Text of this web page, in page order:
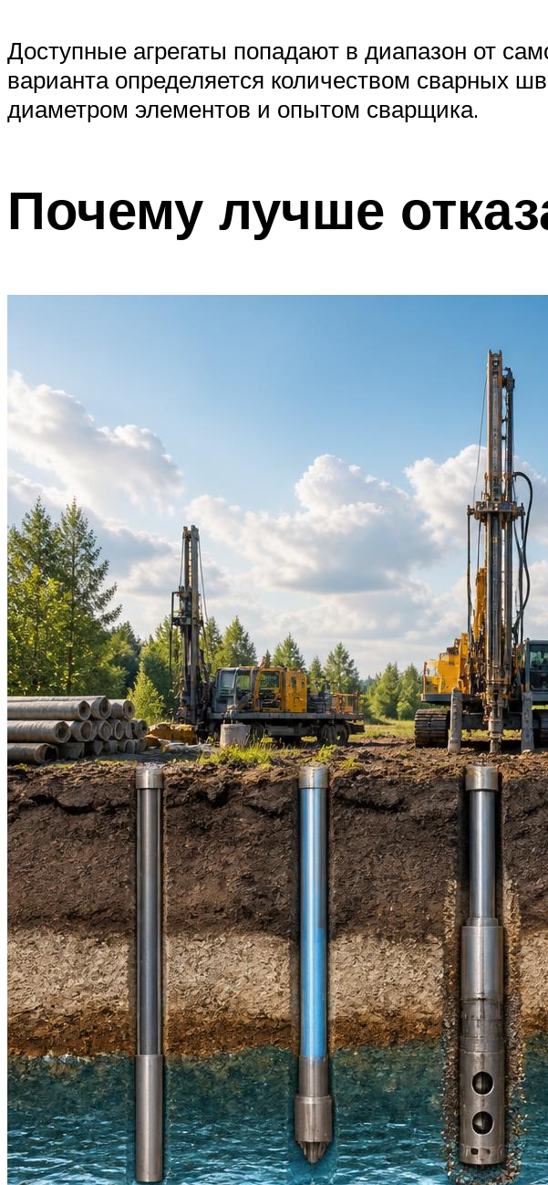
Доступные агрегаты попадают в диапазон от
варианта определяется количеством сварных
диаметром элементов и опытом сварщика.
Почему лучше